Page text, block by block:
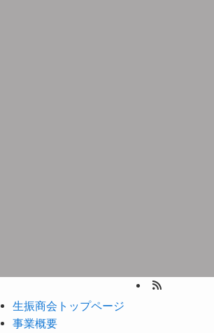
生振商会トップページ
事業概要